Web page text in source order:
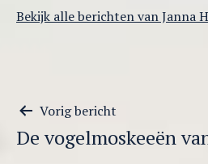
Bekijk alle berichten van Janna
Vorig bericht
De vogelmoskeeën